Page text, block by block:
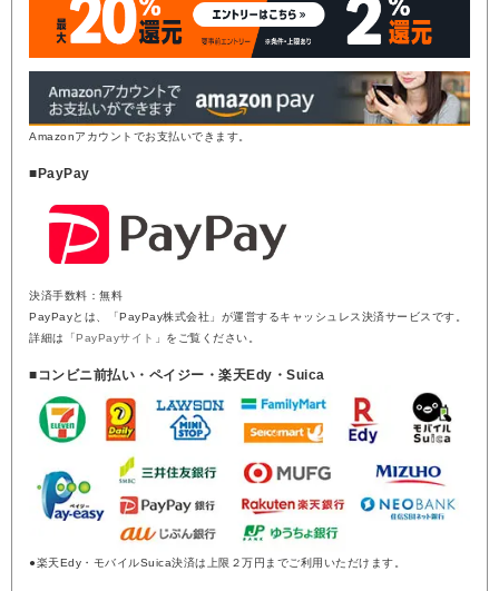
Amazonアカウントでお支払いできます。
■PayPay
決済手数料：無料
PayPayとは、「PayPay株式会社」が運営するキャッシュレス決済サービスです。
詳細は「 PayPayサイト 」をご覧ください。
■コンビニ前払い・ペイジー・楽天Edy・Suica
●楽天Edy・モバイルSuica決済は上限２万円までご利用いただけます。